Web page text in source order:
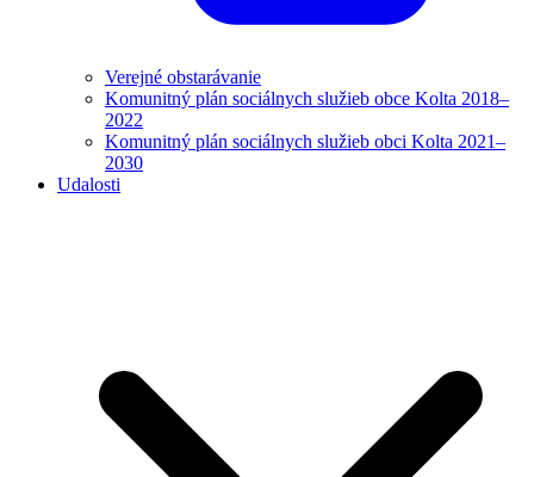
Verejné obstarávanie
Komunitný plán sociálnych služieb obce Kolta 2018–
2022
Komunitný plán sociálnych služieb obci Kolta 2021–
2030
Udalosti